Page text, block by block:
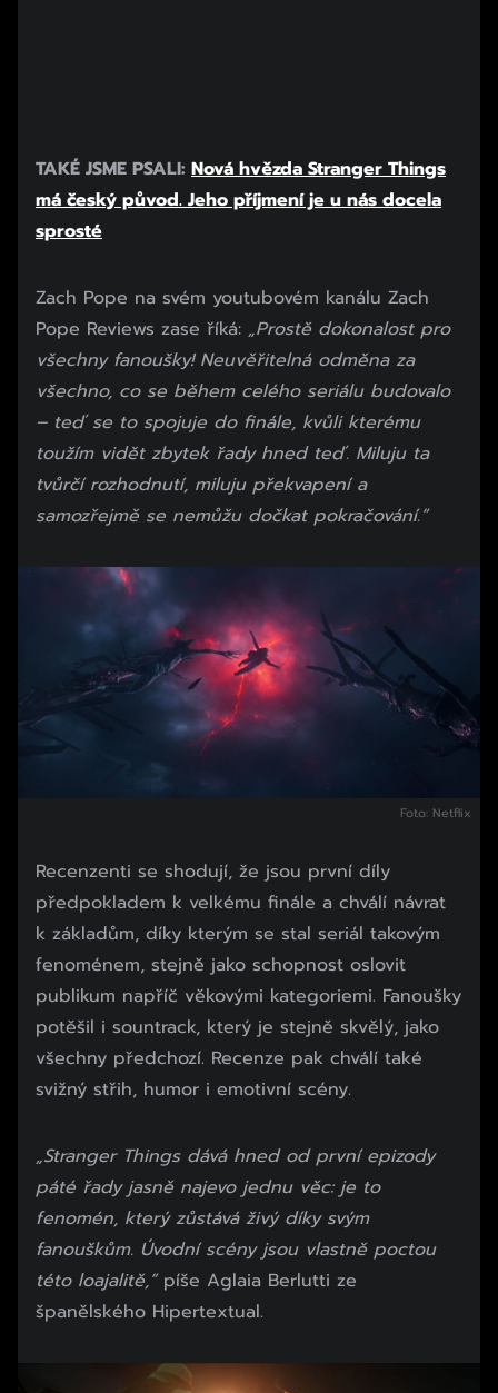
TAKÉ JSME PSALI: Nová hvězda Stranger Things
má český původ. Jeho příjmení je u nás docela
sprosté
Zach Pope na svém youtubovém kanálu Zach
Pope Reviews zase říká: „Prostě dokonalost pro
všechny fanoušky! Neuvěřitelná odměna za
všechno, co se během celého seriálu budovalo
– teď se to spojuje do finále, kvůli kterému
toužím vidět zbytek řady hned teď. Miluju ta
tvůrčí rozhodnutí, miluju překvapení a
samozřejmě se nemůžu dočkat pokračování.“
Foto: Netflix
Recenzenti se shodují, že jsou první díly
předpokladem k velkému finále a chválí návrat
k základům, díky kterým se stal seriál takovým
fenoménem, stejně jako schopnost oslovit
publikum napříč věkovými kategoriemi. Fanoušky
potěšil i sountrack, který je stejně skvělý, jako
všechny předchozí. Recenze pak chválí také
svižný střih, humor i emotivní scény.
„Stranger Things dává hned od první epizody
páté řady jasně najevo jednu věc: je to
fenomén, který zůstává živý díky svým
fanouškům. Úvodní scény jsou vlastně poctou
této loajalitě,“píše Aglaia Berlutti ze
španělského Hipertextual.